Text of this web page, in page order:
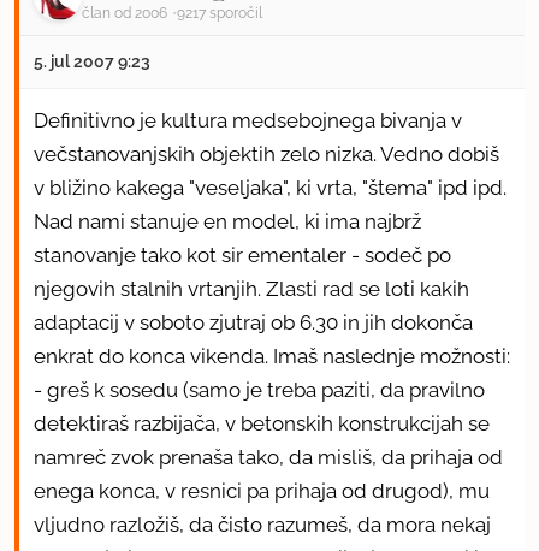
član od 2006 9217 sporočil
5. jul 2007 9:23
Definitivno je kultura medsebojnega bivanja v
večstanovanjskih objektih zelo nizka. Vedno dobiš
v bližino kakega "veseljaka", ki vrta, "štema" ipd ipd.
Nad nami stanuje en model, ki ima najbrž
stanovanje tako kot sir ementaler - sodeč po
njegovih stalnih vrtanjih. Zlasti rad se loti kakih
adaptacij v soboto zjutraj ob 6.30 in jih dokonča
enkrat do konca vikenda. Imaš naslednje možnosti:
- greš k sosedu (samo je treba paziti, da pravilno
detektiraš razbijača, v betonskih konstrukcijah se
namreč zvok prenaša tako, da misliš, da prihaja od
enega konca, v resnici pa prihaja od drugod), mu
vljudno razložiš, da čisto razumeš, da mora nekaj